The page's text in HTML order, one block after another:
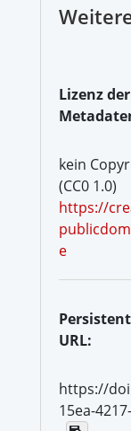
Lizenz der
kein
(CC0 1.0)
https://
e
URL:
https://
15ea-